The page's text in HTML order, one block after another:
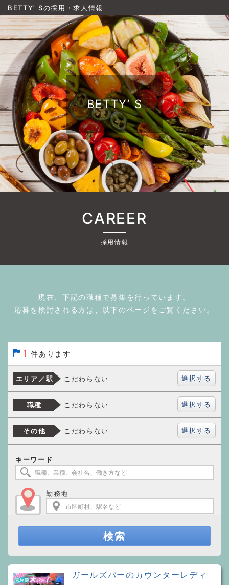
BETTY’ Sの採用・求人情報
BETTY’ S
CAREER
採用情報
現在、下記の職種で募集を行っています。
応募を検討される方は、以下のページをご覧ください。
1 件あります
エリア／駅 こだわらない 選択する
職種 こだわらない 選択する
その他 こだわらない 選択する
キーワード
勤務地
検索
ガールズバーのカウンターレディ